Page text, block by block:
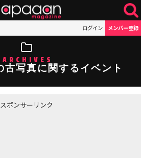
ログイン メンバー登録
ARCHIVES
古写真に関するイベント
スポンサーリンク